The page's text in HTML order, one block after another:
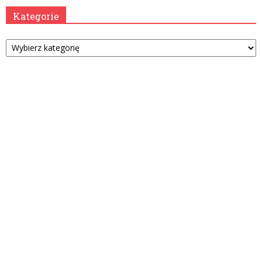
Kategorie
Kategorie